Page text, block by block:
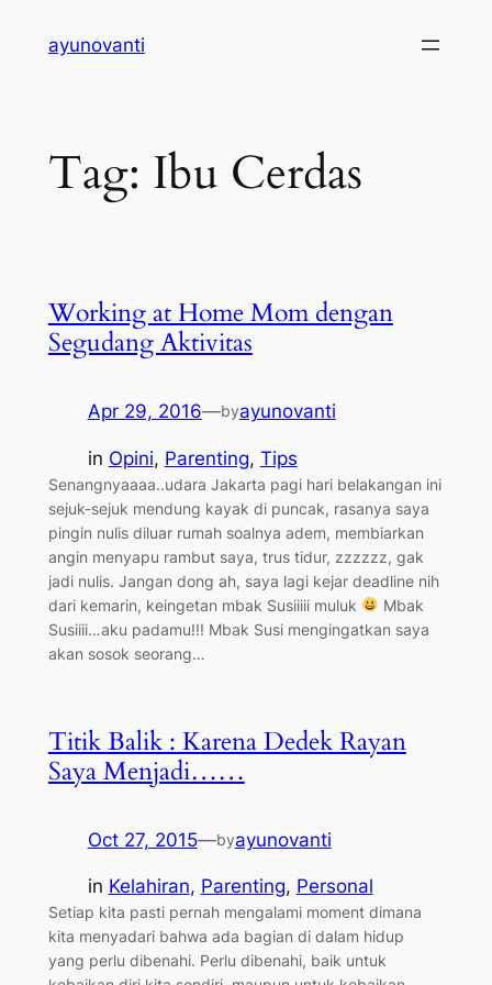
ayunovanti
Tag: Ibu Cerdas
Working at Home Mom dengan
Segudang Aktivitas
Apr 29, 2016—byayunovanti
in Opini, Parenting, Tips
Senangnyaaaa..udara Jakarta pagi hari belakangan ini
sejuk-sejuk mendung kayak di puncak, rasanya saya
pingin nulis diluar rumah soalnya adem, membiarkan
angin menyapu rambut saya, trus tidur, zzzzzz, gak
jadi nulis. Jangan dong ah, saya lagi kejar deadline nih
dari kemarin, keingetan mbak Susiiiii muluk
Mbak
Susiiii…aku padamu!!! Mbak Susi mengingatkan saya
akan sosok seorang…
Titik Balik : Karena Dedek Rayan
Saya Menjadi……
Oct 27, 2015—byayunovanti
in Kelahiran, Parenting, Personal
Setiap kita pasti pernah mengalami moment dimana
kita menyadari bahwa ada bagian di dalam hidup
yang perlu dibenahi. Perlu dibenahi, baik untuk